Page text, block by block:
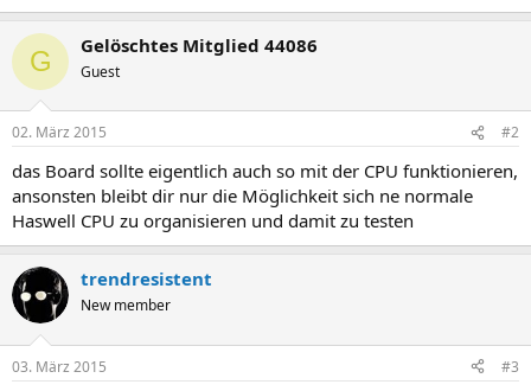
G Gelöschtes Mitglied 44086
Guest
02. März 2015 #2
das Board sollte eigentlich auch so mit der CPU funktionieren,
ansonsten bleibt dir nur die Möglichkeit sich ne normale
Haswell CPU zu organisieren und damit zu testen
trendresistent
New member
03. März 2015 #3